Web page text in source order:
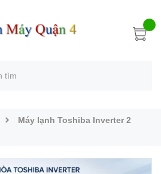
Máy lạnh Toshiba Inverter 2